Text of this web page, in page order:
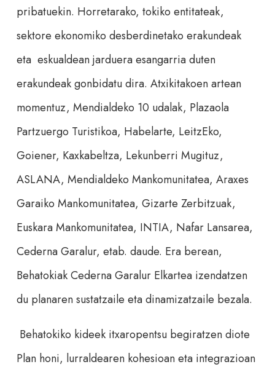
pribatuekin. Horretarako, tokiko entitateak,
sektore ekonomiko desberdinetako erakundeak
eta eskualdean jarduera esangarria duten
erakundeak gonbidatu dira. Atxikitakoen artean
momentuz, Mendialdeko 10 udalak, Plazaola
Partzuergo Turistikoa, Habelarte, LeitzEko,
Goiener, Kaxkabeltza, Lekunberri Mugituz,
ASLANA, Mendialdeko Mankomunitatea, Araxes
Garaiko Mankomunitatea, Gizarte Zerbitzuak,
Euskara Mankomunitatea, INTIA, Nafar Lansarea,
Cederna Garalur, etab. daude. Era berean,
Behatokiak Cederna Garalur Elkartea izendatzen
du planaren sustatzaile eta dinamizatzaile bezala.
Behatokiko kideek itxaropentsu begiratzen diote
Plan honi, lurraldearen kohesioan eta integrazioan